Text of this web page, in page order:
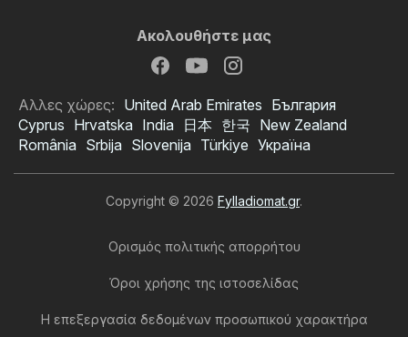
Ακολουθήστε μας
Αλλες χώρες: United Arab Emirates България
Cyprus Hrvatska India 日本 한국 New Zealand
România Srbija Slovenija Türkiye Україна
Copyright © 2026 Fylladiomat.gr.
Ορισμός πολιτικής απορρήτου
Όροι χρήσης της ιστοσελίδας
Η επεξεργασία δεδομένων προσωπικού χαρακτήρα